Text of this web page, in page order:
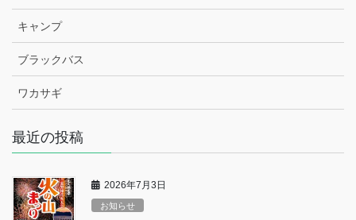
キャンプ
ブラックバス
ワカサギ
最近の投稿
2026年7月3日
お知らせ